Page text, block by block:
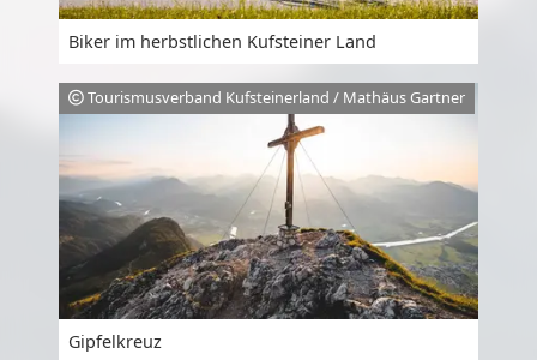
Biker im herbstlichen Kufsteiner Land
Tourismusverband Kufsteinerland / Mathäus Gartner
Gipfelkreuz